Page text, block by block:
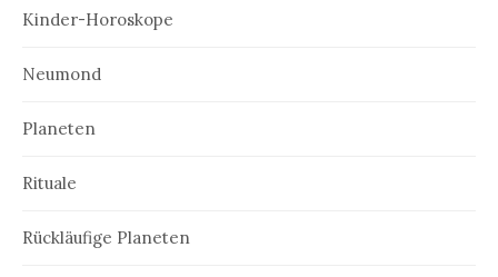
Kinder-Horoskope
Neumond
Planeten
Rituale
Rückläufige Planeten